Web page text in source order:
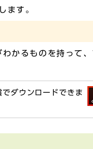
ます。
かるものを持って
ダウンロードできま